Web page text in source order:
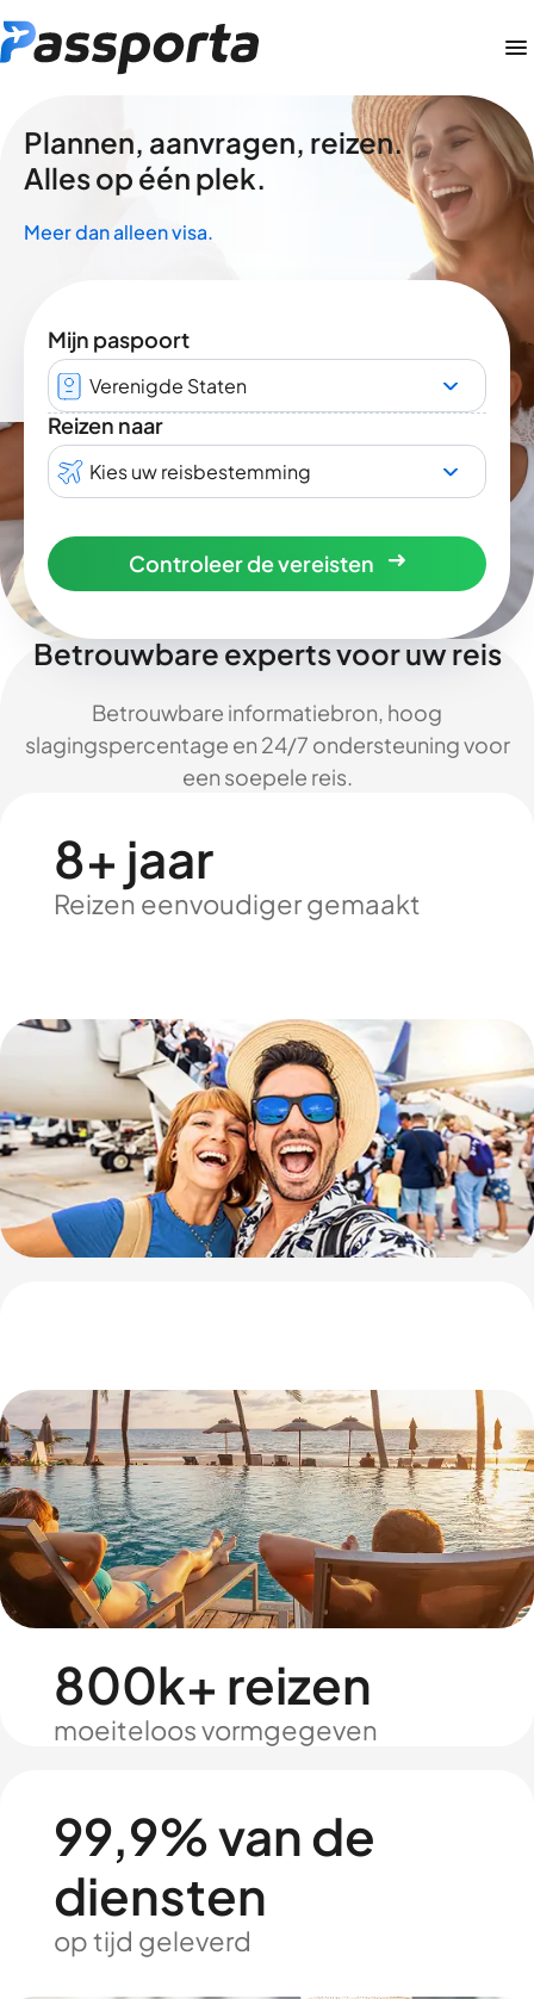
Plannen, aanvragen, reizen.
Alles op één plek.
Meer dan alleen visa.
Mijn paspoort
Verenigde Staten
Reizen naar
Kies uw reisbestemming
Controleer de vereisten
Betrouwbare experts voor uw reis
Betrouwbare informatiebron, hoog
slagingspercentage en 24/7 ondersteuning voor
een soepele reis.
8+ jaar
Reizen eenvoudiger gemaakt
800k+ reizen
moeiteloos vormgegeven
99,9% van de
diensten
op tijd geleverd